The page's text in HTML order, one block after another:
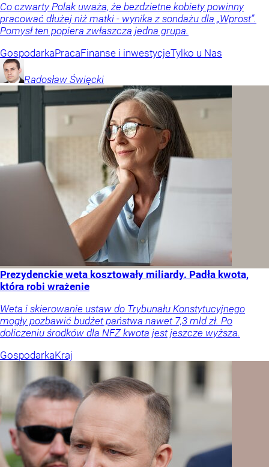
Co czwarty Polak uważa, że bezdzietne kobiety powinny
pracować dłużej niż matki - wynika z sondażu dla „Wprost”.
Pomysł ten popiera zwłaszcza jedna grupa.
GospodarkaPracaFinanse i inwestycjeTylko u Nas
Radosław Święcki
Prezydenckie weta kosztowały miliardy. Padła kwota,
która robi wrażenie
Weta i skierowanie ustaw do Trybunału Konstytucyjnego
mogły pozbawić budżet państwa nawet 7,3 mld zł. Po
doliczeniu środków dla NFZ kwota jest jeszcze wyższa.
GospodarkaKraj